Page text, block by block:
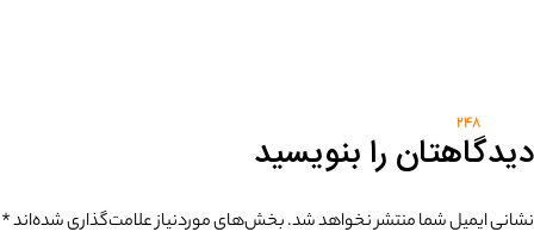
248
دیدگاهتان را بنویسید
نشانی ایمیل شما منتشر نخواهد شد.بخش‌های موردنیاز علامت‌گذاری شده‌اند*